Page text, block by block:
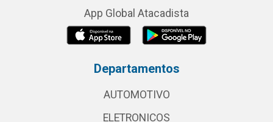
App Global Atacadista
Departamentos
AUTOMOTIVO
ELETRONICOS